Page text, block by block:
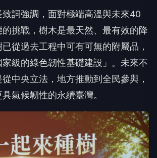
的挑戰，樹木是最天然、最有效的降
從過去工程中可有可無的附屬品，
級的綠色韌性基礎建設」。未來不
中央立法，地方推動到全民參與，
氣候韌性的永續臺灣。